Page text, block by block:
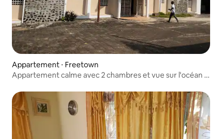
Appartement ⋅ Freetown
Appartement calme avec 2 chambres et vue sur l'océan |